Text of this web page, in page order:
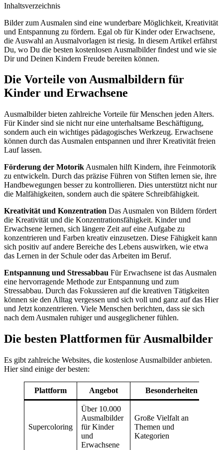
Inhaltsverzeichnis
Bilder zum Ausmalen sind eine wunderbare Möglichkeit, Kreativität
und Entspannung zu fördern. Egal ob für Kinder oder Erwachsene,
die Auswahl an Ausmalvorlagen ist riesig. In diesem Artikel erfährst
Du, wo Du die besten kostenlosen Ausmalbilder findest und wie sie
Dir und Deinen Kindern Freude bereiten können.
Die Vorteile von Ausmalbildern für
Kinder und Erwachsene
Ausmalbilder bieten zahlreiche Vorteile für Menschen jeden Alters.
Für Kinder sind sie nicht nur eine unterhaltsame Beschäftigung,
sondern auch ein wichtiges pädagogisches Werkzeug. Erwachsene
können durch das Ausmalen entspannen und ihrer Kreativität freien
Lauf lassen.
Förderung der Motorik Ausmalen hilft Kindern, ihre Feinmotorik
zu entwickeln. Durch das präzise Führen von Stiften lernen sie, ihre
Handbewegungen besser zu kontrollieren. Dies unterstützt nicht nur
die Malfähigkeiten, sondern auch die spätere Schreibfähigkeit​.
Kreativität und Konzentration Das Ausmalen von Bildern fördert
die Kreativität und die Konzentrationsfähigkeit. Kinder und
Erwachsene lernen, sich längere Zeit auf eine Aufgabe zu
konzentrieren und Farben kreativ einzusetzen. Diese Fähigkeit kann
sich positiv auf andere Bereiche des Lebens auswirken, wie etwa
das Lernen in der Schule oder das Arbeiten im Beruf​​.
Entspannung und Stressabbau Für Erwachsene ist das Ausmalen
eine hervorragende Methode zur Entspannung und zum
Stressabbau. Durch das Fokussieren auf die kreativen Tätigkeiten
können sie den Alltag vergessen und sich voll und ganz auf das Hier
und Jetzt konzentrieren. Viele Menschen berichten, dass sie sich
nach dem Ausmalen ruhiger und ausgeglichener fühlen​​.
Die besten Plattformen für Ausmalbilder
Es gibt zahlreiche Websites, die kostenlose Ausmalbilder anbieten.
Hier sind einige der besten:
Plattform Angebot Besonderheiten
Supercoloring
Über 10.000
Ausmalbilder
für Kinder
und
Erwachsene
Große Vielfalt an
Themen und
Kategorien